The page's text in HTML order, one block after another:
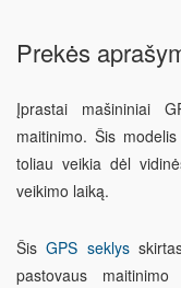
Prekės
Įprastai mašininiai
maitinimo. Šis
toliau veikia dėl
veikimo laiką.
ŠisGPS seklys
pastovaus